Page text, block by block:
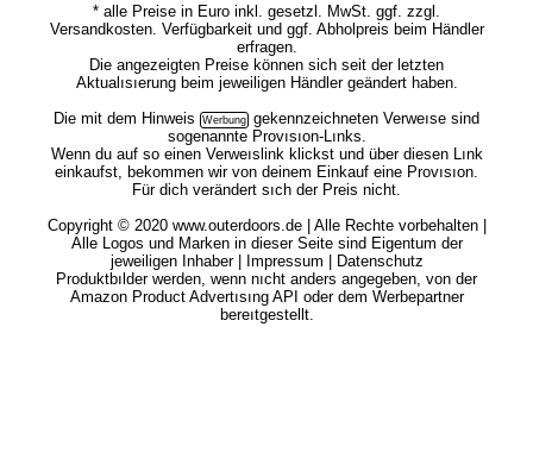
* alle Preise in Euro inkl. gesetzl. MwSt. ggf. zzgl.
Versandkosten. Verfügbarkeit und ggf. Abholpreis beim Händler
erfragen.
Die angezeigten Preise können sich seit der letzten
Aktualısıerung beim jeweiligen Händler geändert haben.
Die mit dem Hinweis
gekennzeichneten Verweıse sind
sogenannte Provısıon-Lınks.
Wenn du auf so einen Verweıslink klickst und über diesen Lınk
einkaufst, bekommen wir von deinem Einkauf eine Provısıon.
Für dich verändert sıch der Preis nicht.
Copyright © 2020 www.outerdoors.de | Alle Rechte vorbehalten |
Alle Logos und Marken in dieser Seite sind Eigentum der
jeweiligen Inhaber |
Impressum
Datenschutz
Produktbılder werden, wenn nıcht anders angegeben, von der
Amazon Product Advertısıng API oder dem Werbepartner
bereıtgestellt.